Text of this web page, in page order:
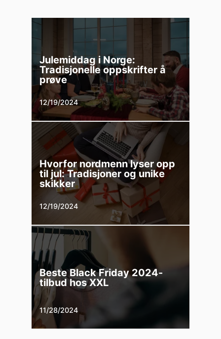
Julemiddag i Norge:
Tradisjonelle oppskrifter å
prøve
12/19/2024
Hvorfor nordmenn lyser opp
til jul: Tradisjoner og unike
skikker
12/19/2024
Beste Black Friday 2024-
tilbud hos XXL
11/28/2024